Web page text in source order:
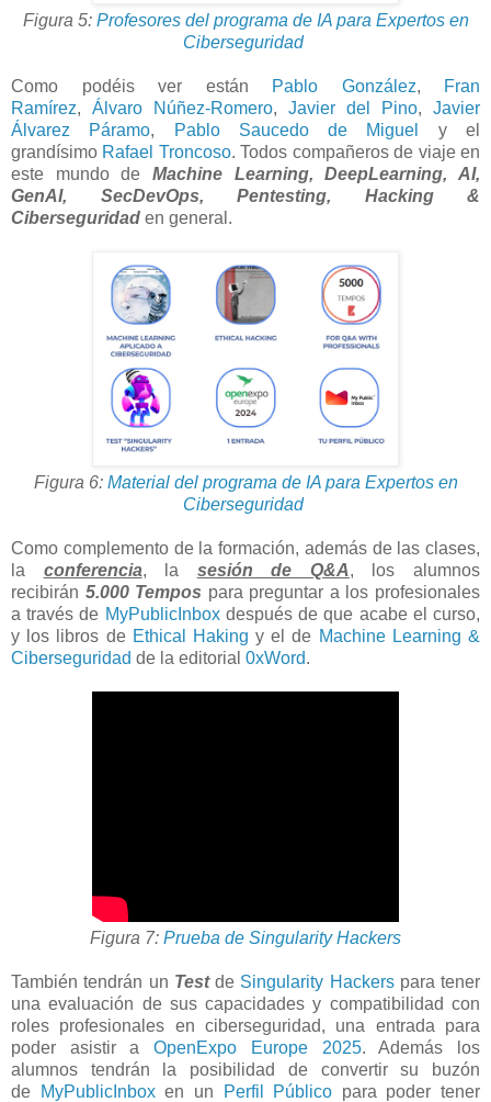
Figura 5: Profesores del programa de IA para Expertos en
Ciberseguridad
Como podéis ver están Pablo González,
Fran
Ramírez, Álvaro Núñez-Romero, Javier del Pino, Javier
Álvarez Páramo, Pablo Saucedo de Miguel
y el
grandísimo Rafael Troncoso. Todos compañeros de viaje en
este mundo de Machine Learning, DeepLearning, AI,
GenAI, SecDevOps, Pentesting, Hacking &
Ciberseguridad en general.
Figura 6: Material del programa de IA para Expertos en
Ciberseguridad
Como complemento de la formación, además de las clases,
la conferencia, la sesión de Q&A, los alumnos
recibirán 5.000 Tempos para preguntar a los profesionales
a través de MyPublicInboxdespués de que acabe el curso,
y los libros de Ethical Haking y el de Machine Learning &
Ciberseguridad de la editorial 0xWord.
Figura 7: Prueba de Singularity Hackers
También tendrán un Testde Singularity Hackerspara tener
una evaluación de sus capacidades y compatibilidad con
roles profesionales en ciberseguridad, una entrada para
poder asistir aOpenExpo Europe 2025. Además los
alumnos tendrán la posibilidad de convertir su buzón
de
MyPublicInboxen un Perfil Público para poder tener